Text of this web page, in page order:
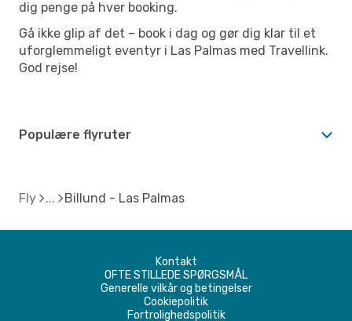
dig penge på hver booking.
Gå ikke glip af det – book i dag og gør dig klar til et
uforglemmeligt eventyr i Las Palmas med Travellink.
God rejse!
Populære flyruter
Fly Billund - Las Palmas
Kontakt
OFTE STILLEDE SPØRGSMÅL
Generelle vilkår og betingelser
Cookiepolitik
Fortrolighedspolitik